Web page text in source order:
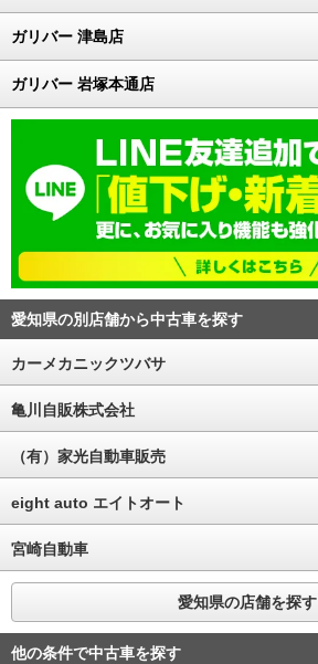
ガリバー 津島店
ガリバー 岩塚本通店
愛知県の別店舗から中古車を探す
カーメカニックツバサ
亀川自販株式会社
（有）家光自動車販売
eight auto エイトオート
宮崎自動車
愛知県の店舗を探す
他の条件で中古車を探す